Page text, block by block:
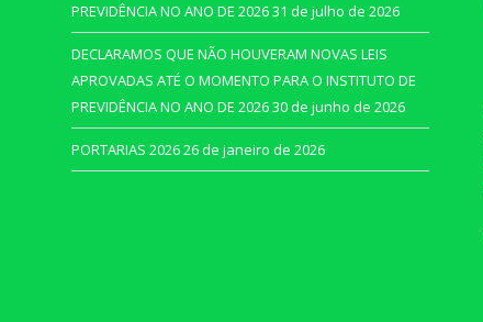
PREVIDÊNCIA NO ANO DE 202631 de julho de 2026
DECLARAMOS QUE NÃO HOUVERAM NOVAS LEIS
APROVADAS ATÉ O MOMENTO PARA O INSTITUTO DE
PREVIDÊNCIA NO ANO DE 202630 de junho de 2026
PORTARIAS 202626 de janeiro de 2026